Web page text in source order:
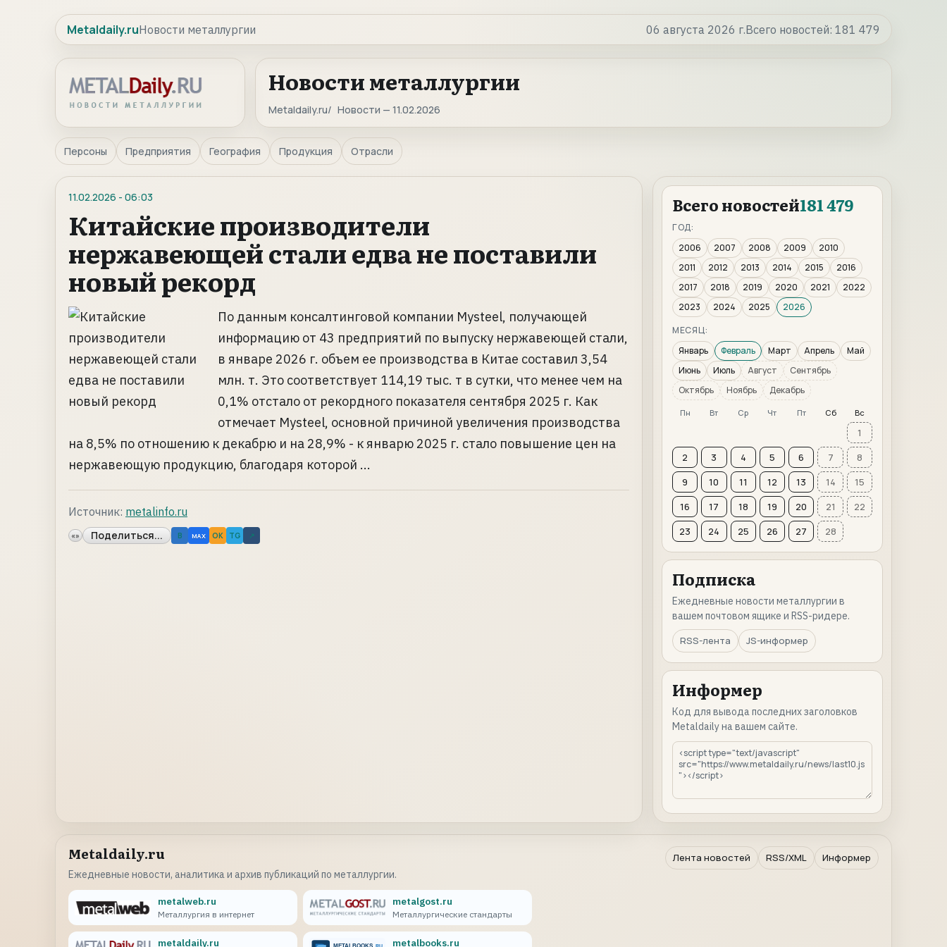
Metaldaily.ruНовости металлургии 06 августа 2026 г.Всего новостей: 181 479
Новости металлургии
Metaldaily.ru Новости — 11.02.2026
Персоны Предприятия География Продукция Отрасли
11.02.2026 - 06:03
Китайские производители
нержавеющей стали едва не поставили
новый рекорд
По данным консалтинговой компании Mysteel, получающей
информацию от 43 предприятий по выпуску нержавеющей стали,
в январе 2026 г. объем ее производства в Китае составил 3,54
млн. т. Это соответствует 114,19 тыс. т в сутки, что менее чем на
0,1% отстало от рекордного показателя сентября 2025 г. Как
отмечает Mysteel, основной причиной увеличения производства
на 8,5% по отношению к декабрю и на 28,9% - к январю 2025 г. стало повышение цен на
нержавеющую продукцию, благодаря которой ...
Источник: metalinfo.ru
«» Поделиться... B MAX OK TG ↗
Всего новостей181 479
ГОД:
2006
2007 2008 2009
2010
2011
2012 2013 2014 2015
2016
2017
2018 2019 2020 2021
2022
2023
2024 2025
2026
МЕСЯЦ:
Январь
Февраль Март Апрель
Май
Июнь
Июль Август
Сентябрь
Октябрь
Ноябрь Декабрь
Пн Вт Ср Чт Пт Сб Вс
1
2
3 4 5 6 7
8
9
10 11 12 13 14
15
16
17 18 19 20 21
22
23
24 25 26 27 28
Подписка
Ежедневные новости металлургии в
вашем почтовом ящике и RSS-ридере.
RSS-лента
JS-информер
Информер
Код для вывода последних заголовков
Metaldaily на вашем сайте.
Metaldaily.ru
Ежедневные новости, аналитика и архив публикаций по металлургии.
Лента новостей RSS/XML Информер
metalweb.ru
Металлургия в интернет
metalgost.ru
Металлургические стандарты
metaldaily.ru metalbooks.ru